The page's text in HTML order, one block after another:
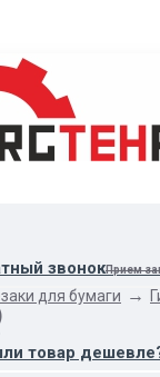
звонокПрием
товар
для бумаги